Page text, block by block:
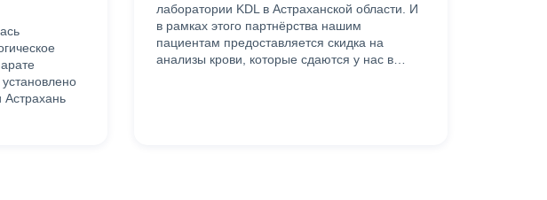
Астрахань
лаборатории KDL в Астраханской области. И
в рамках этого партнёрства нашим
пациентам предоставляется скидка на
анализы крови, которые сдаются у нас в…